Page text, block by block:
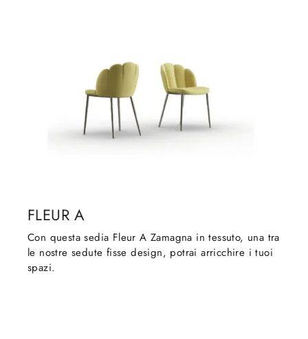
FLEUR A
Con questa sedia Fleur A Zamagna in tessuto, una tra
le nostre sedute fisse design, potrai arricchire i tuoi
spazi.